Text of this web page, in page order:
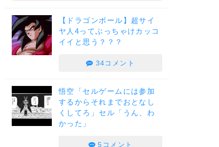
【ドラゴンボール】超サイ
ヤ人4ってぶっちゃけカッコ
イイと思う？？？
34コメント
悟空「セルゲームには参加
するからそれまでおとなし
くしてろ」セル「うん、わ
かった」
5コメント